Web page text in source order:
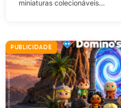
miniaturas colecionáveis…
PUBLICIDADE